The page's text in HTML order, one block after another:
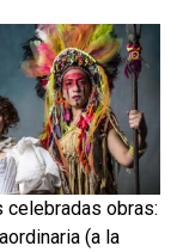
celebradas obras:
(a la